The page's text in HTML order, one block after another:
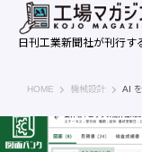
日刊工業新聞社が刊行す
HOME 工場マガジンラック
機械設計 AI